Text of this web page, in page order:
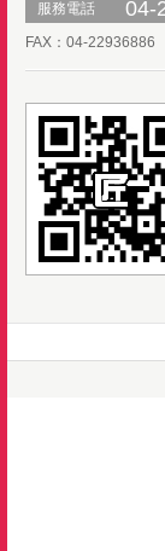
服務電話
04-
FAX：04-